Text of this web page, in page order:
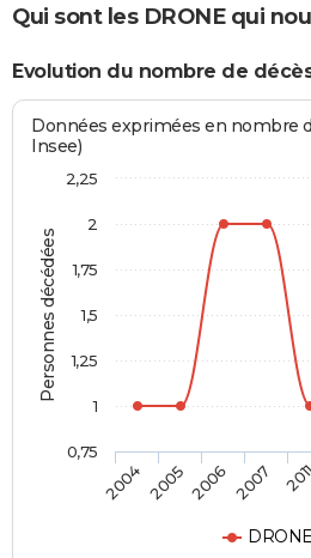
Qui sont les DRONE qui
Evolution du nombre de
Personnes décédées
Données exprimées en nombre
Insee)
DRONE
2004 20052006 2007
0,75
1
1,25
1,5
1,75
2
2,25